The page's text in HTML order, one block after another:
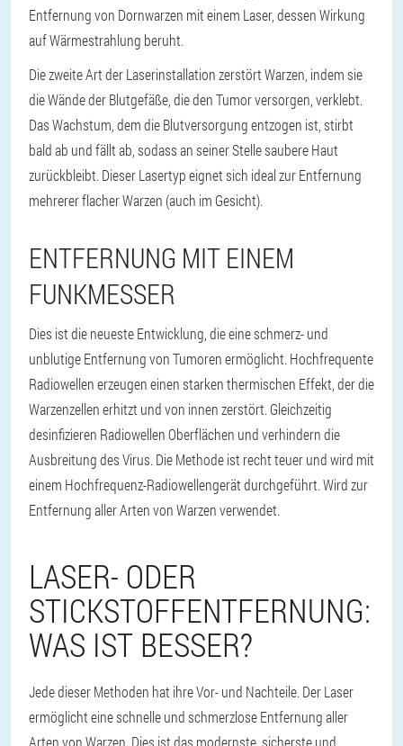
Entfernung von Dornwarzen mit einem Laser, dessen Wirkung
auf Wärmestrahlung beruht.
Die zweite Art der Laserinstallation zerstört Warzen, indem sie
die Wände der Blutgefäße, die den Tumor versorgen, verklebt.
Das Wachstum, dem die Blutversorgung entzogen ist, stirbt
bald ab und fällt ab, sodass an seiner Stelle saubere Haut
zurückbleibt. Dieser Lasertyp eignet sich ideal zur Entfernung
mehrerer flacher Warzen (auch im Gesicht).
ENTFERNUNG MIT EINEM
FUNKMESSER
Dies ist die neueste Entwicklung, die eine schmerz- und
unblutige Entfernung von Tumoren ermöglicht. Hochfrequente
Radiowellen erzeugen einen starken thermischen Effekt, der die
Warzenzellen erhitzt und von innen zerstört. Gleichzeitig
desinfizieren Radiowellen Oberflächen und verhindern die
Ausbreitung des Virus. Die Methode ist recht teuer und wird mit
einem Hochfrequenz-Radiowellengerät durchgeführt. Wird zur
Entfernung aller Arten von Warzen verwendet.
LASER- ODER
STICKSTOFFENTFERNUNG:
WAS IST BESSER?
Jede dieser Methoden hat ihre Vor- und Nachteile. Der Laser
ermöglicht eine schnelle und schmerzlose Entfernung aller
Arten von Warzen. Dies ist das modernste, sicherste und